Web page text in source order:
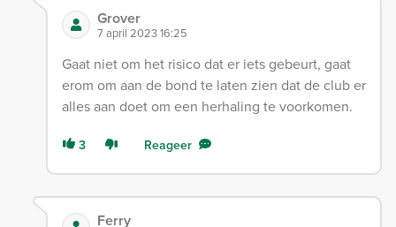
Grover
7 april 2023 16:25
Gaat niet om het risico dat er iets gebeurt, gaat
erom om aan de bond te laten zien dat de club er
alles aan doet om een herhaling te voorkomen.
3 Reageer
Ferry